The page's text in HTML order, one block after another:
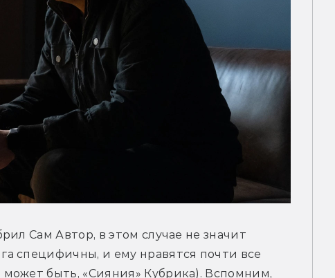
Сам Автор, в этом случае не значит
специфичны, и ему нравятся почти все
быть, «Сияния» Кубрика). Вспомним,